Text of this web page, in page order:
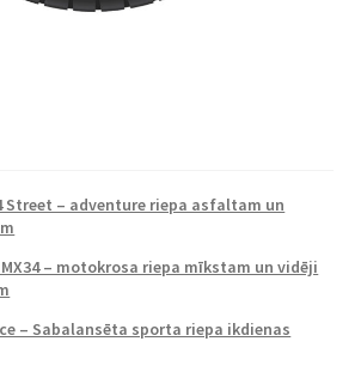
Street – adventure riepa asfaltam un
– motokrosa riepa mīkstam un vidēji
– Sabalansēta sporta riepa ikdienas